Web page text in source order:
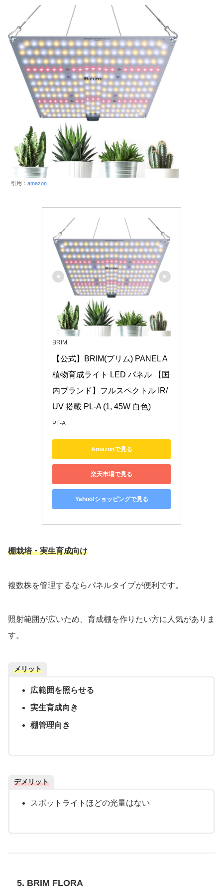
引用： amazon
BRIM
【公式】BRIM(ブリム) PANEL A
植物育成ライト LED パネル 【国
内ブランド】フルスペクトル IR/
UV 搭載 PL-A (1, 45W 白色)
PL-A
Amazonで見る
楽天市場で見る
Yahoo!ショッピングで見る
棚栽培・実生育成向け
複数株を管理するならパネルタイプが便利です。
照射範囲が広いため、育成棚を作りたい方に人気がありま
す。
メリット
広範囲を照らせる
実生育成向き
棚管理向き
デメリット
スポットライトほどの光量はない
5. BRIM FLORA